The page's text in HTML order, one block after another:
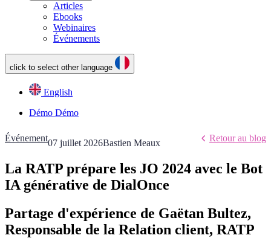
Articles
Ebooks
Webinaires
Événements
click to select other language
English
Démo Démo
Événement07 juillet 2026Bastien Meaux Retour au blog
La RATP prépare les JO 2024 avec le Bot
IA générative de DialOnce
Partage d'expérience de Gaëtan Bultez,
Responsable de la Relation client, RATP